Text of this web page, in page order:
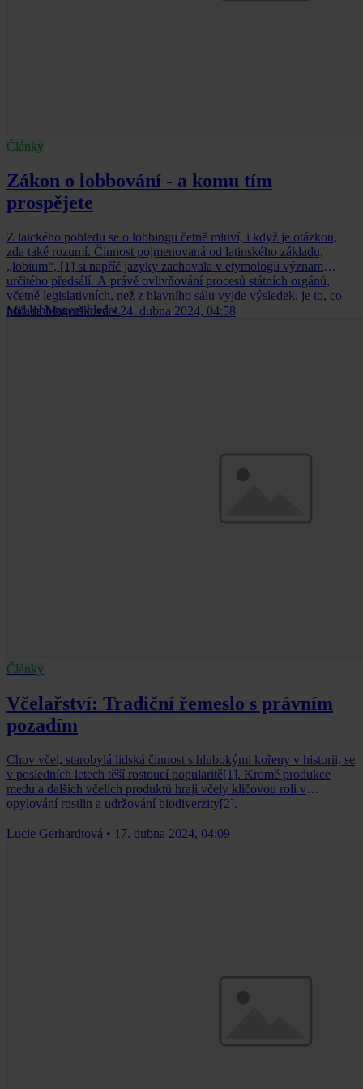
Články
Zákon o lobbování - a komu tím
prospějete
Z laického pohledu se o lobbingu četně mluví, i když je otázkou,
zda také rozumí. Činnost pojmenovaná od latinského základu,
„lobium“, [1] si napříč jazyky zachovala v etymologii význam
určitého předsálí. A právě ovlivňování procesů státních orgánů,
včetně legislativních, než z hlavního sálu vyjde výsledek, je to, co
pod lobbingem hledat.
Milada Matoušková • 24. dubna 2024, 04:58
Články
Včelařství: Tradiční řemeslo s právním
pozadím
Chov včel, starobylá lidská činnost s hlubokými kořeny v historii, se
v posledních letech těší rostoucí popularitě[1]. Kromě produkce
medu a dalších včelích produktů hrají včely klíčovou roli v
opylování rostlin a udržování biodiverzity[2].
Lucie Gerhardtová • 17. dubna 2024, 04:09